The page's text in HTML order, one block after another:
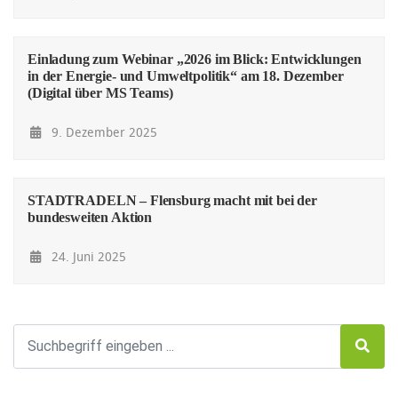
Einladung zum Webinar „2026 im Blick: Entwicklungen
in der Energie- und Umweltpolitik“ am 18. Dezember
(Digital über MS Teams)
9. Dezember 2025
STADTRADELN – Flensburg macht mit bei der
bundesweiten Aktion
24. Juni 2025